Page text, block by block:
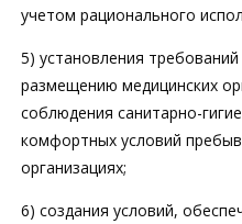
учетом рационального
5) установления
размещению медицинских
соблюдения санитарно-
комфортных условий
организациях;
6) создания условий,